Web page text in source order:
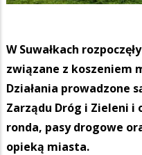
W Suwałkach
związane z koszeniem
Działania prowadzone
Zarządu Dróg i Zieleni
ronda, pasy drogowe
opieką miasta.